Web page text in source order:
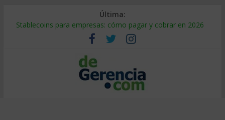
Última:
Stablecoins para empresas: cómo pagar y cobrar en 2026
Despido silencioso: qué es y por qué sale tan caro
IA en selección de personal: cómo auditarla a tiempo
Trabajo forzoso en la cadena de suministro: qué hacer
Mercado hispano de EE. UU.: cómo segmentarlo y venderle